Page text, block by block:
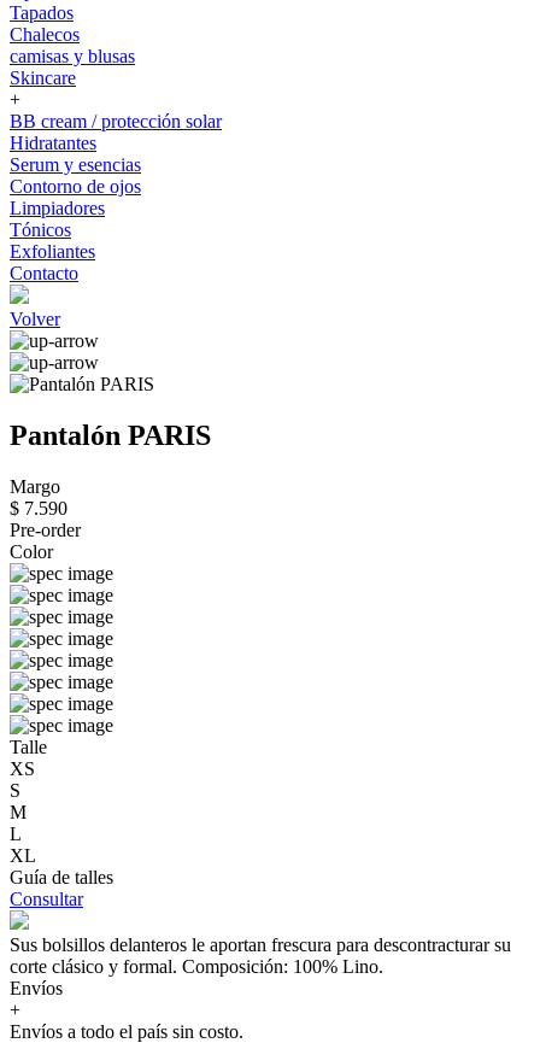
Tapados
Chalecos
camisas y blusas
Skincare
+
BB cream / protección solar
Hidratantes
Serum y esencias
Contorno de ojos
Limpiadores
Tónicos
Exfoliantes
Contacto
Volver
Pantalón PARIS
Margo
$ 7.590
Pre-order
Color
Talle
XS
S
M
L
XL
Guía de talles
Consultar
Sus bolsillos delanteros le aportan frescura para descontracturar su
corte clásico y formal. Composición: 100% Lino.
Envíos
+
Envíos a todo el país sin costo.